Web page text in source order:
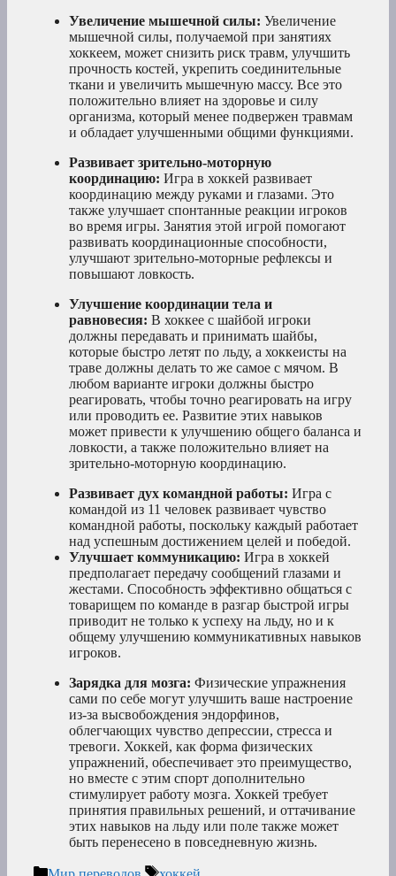
Увеличение мышечной силы: Увеличение
мышечной силы, получаемой при занятиях
хоккеем, может снизить риск травм, улучшить
прочность костей, укрепить соединительные
ткани и увеличить мышечную массу. Все это
положительно влияет на здоровье и силу
организма, который менее подвержен травмам
и обладает улучшенными общими функциями.
Развивает зрительно-моторную
координацию: Игра в хоккей развивает
координацию между руками и глазами. Это
также улучшает спонтанные реакции игроков
во время игры. Занятия этой игрой помогают
развивать координационные способности,
улучшают зрительно-моторные рефлексы и
повышают ловкость.
Улучшение координации тела и
равновесия: В хоккее с шайбой игроки
должны передавать и принимать шайбы,
которые быстро летят по льду, а хоккеисты на
траве должны делать то же самое с мячом. В
любом варианте игроки должны быстро
реагировать, чтобы точно реагировать на игру
или проводить ее. Развитие этих навыков
может привести к улучшению общего баланса и
ловкости, а также положительно влияет на
зрительно-моторную координацию.
Развивает дух командной работы: Игра с
командой из 11 человек развивает чувство
командной работы, поскольку каждый работает
над успешным достижением целей и победой.
Улучшает коммуникацию: Игра в хоккей
предполагает передачу сообщений глазами и
жестами. Способность эффективно общаться с
товарищем по команде в разгар быстрой игры
приводит не только к успеху на льду, но и к
общему улучшению коммуникативных навыков
игроков.
Зарядка для мозга: Физические упражнения
сами по себе могут улучшить ваше настроение
из-за высвобождения эндорфинов,
облегчающих чувство депрессии, стресса и
тревоги. Хоккей, как форма физических
упражнений, обеспечивает это преимущество,
но вместе с этим спорт дополнительно
стимулирует работу мозга. Хоккей требует
принятия правильных решений, и оттачивание
этих навыков на льду или поле также может
быть перенесено в повседневную жизнь.
Рубрики
Метки